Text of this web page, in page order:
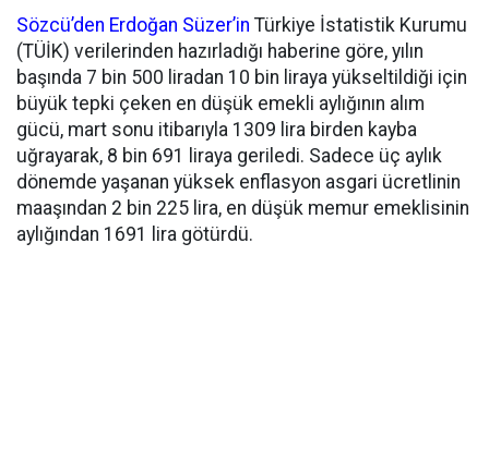
Sözcü’den Erdoğan Süzer’in Türkiye İstatistik Kurumu
(TÜİK) verilerinden hazırladığı haberine göre, yılın
başında 7 bin 500 liradan 10 bin liraya yükseltildiği için
büyük tepki çeken en düşük emekli aylığının alım
gücü, mart sonu itibarıyla 1309 lira birden kayba
uğrayarak, 8 bin 691 liraya geriledi. Sadece üç aylık
dönemde yaşanan yüksek enflasyon asgari ücretlinin
maaşından 2 bin 225 lira, en düşük memur emeklisinin
aylığından 1691 lira götürdü.